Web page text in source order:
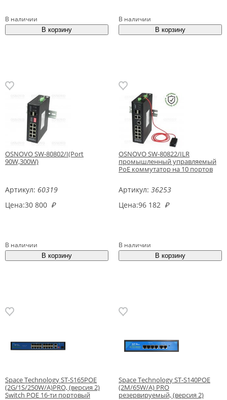
В наличии В наличии
OSNOVO SW-80802/I(Port
90W,300W)
Артикул: 60319
Цена:30 800 ₽
В наличии
OSNOVO SW-80822/ILR
промышленный управляемый
PoE коммутатор на 10 портов
Артикул: 36253
Цена:96 182 ₽
В наличии
Space Technology ST-S165POE
(2G/1S/250W/A)PRO, (версия 2)
Switch POE 16-ти портовый
Space Technology ST-S140POE
(2М/65W/А) PRO
резервируемый, (версия 2)